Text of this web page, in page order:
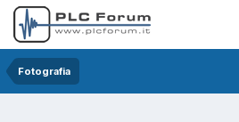
Fotografia